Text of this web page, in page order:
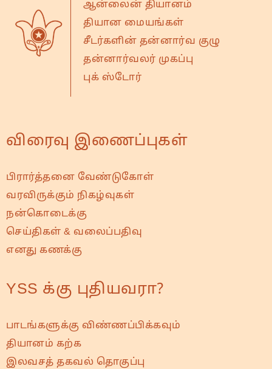
ஆன்லைன் தியானம்
தியான மையங்கள்
சீடர்களின் தன்னார்வ குழு
தன்னார்வலர் முகப்பு
புக் ஸ்டோர்
விரைவு இணைப்புகள்
பிரார்த்தனை வேண்டுகோள்
வரவிருக்கும் நிகழ்வுகள்
நன்கொடைக்கு
செய்திகள் & வலைப்பதிவு
எனது கணக்கு
YSS க்கு புதியவரா?
பாடங்களுக்கு விண்ணப்பிக்கவும்
தியானம் கற்க
இலவசத் தகவல் தொகுப்பு